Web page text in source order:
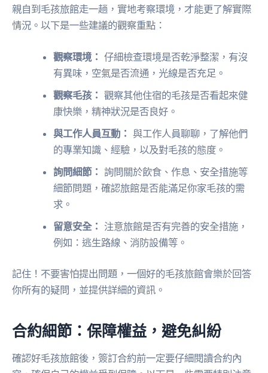
親自到毛孩旅館走一趟，實地考察環境，才能更了解實際
情況。以下是一些建議的觀察重點：
觀察環境： 仔細檢查環境是否乾淨整潔，有沒
有異味，空氣是否流通，光線是否充足。
觀察毛孩： 觀察其他住宿的毛孩是否看起來健
康快樂，精神狀況是否良好。
與工作人員互動： 與工作人員聊聊，了解他們
的專業知識、經驗，以及對毛孩的態度。
詢問細節： 詢問關於飲食、作息、安全措施等
細節問題，確認旅館是否能滿足你家毛孩的需
求。
留意安全： 注意旅館是否有完善的安全措施，
例如：逃生路線、消防設備等。
記住！不要害怕提出問題，一個好的毛孩旅館會樂於回答
你所有的疑問，並提供詳細的資訊。
合約細節：保障權益，避免糾紛
確認好毛孩旅館後，簽訂合約前一定要仔細閱讀合約內